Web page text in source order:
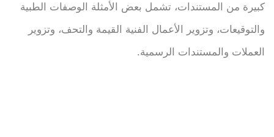
كبيرة من المستندات، تشمل بعض الأمثلة الوصفات الطبية
والتوقيعات، وتزوير الأعمال الفنية القيمة والتحف، وتزوير
العملات والمستندات الرسمية.